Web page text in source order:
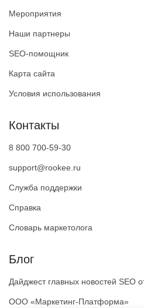
Блог
Дайджест главных новостей SEO
ООО «Маркетинг-Платформа»
Мероприятия
Наши партнеры
SEO-помощник
Карта сайта
Условия использования
Контакты
8 800 700-59-30
support@rookee.ru
Служба поддержки
Справка
Словарь маркетолога